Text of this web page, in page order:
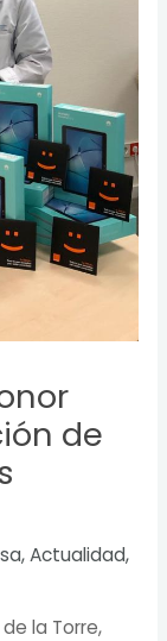
de
,Actualidad,
la Torre,